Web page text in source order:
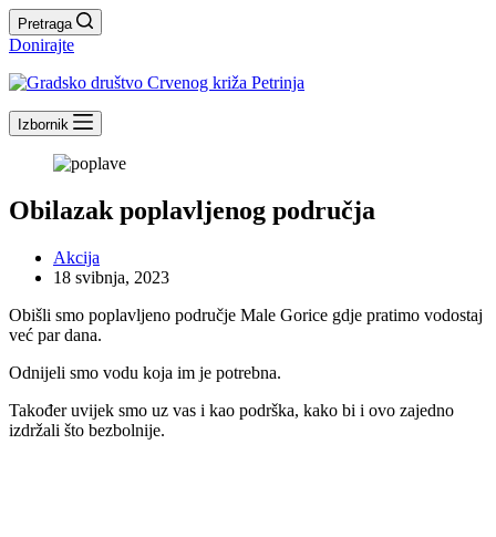
Pretraga
Donirajte
Izbornik
Obilazak poplavljenog područja
Akcija
18 svibnja, 2023
Obišli smo poplavljeno područje Male Gorice gdje pratimo vodostaj
već par dana.
Odnijeli smo vodu koja im je potrebna.
Također uvijek smo uz vas i kao podrška, kako bi i ovo zajedno
izdržali što bezbolnije.